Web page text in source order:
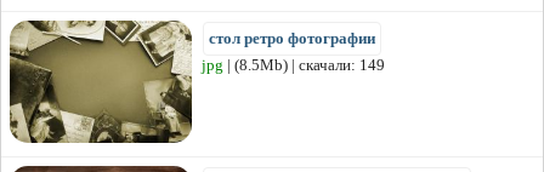
стол ретро фотографии
jpg | (8.5Mb) | скачали: 149